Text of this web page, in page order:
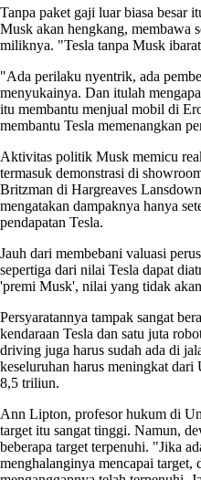
Tanpa paket gaji luar biasa besar
Musk akan hengkang, membawa
miliknya. "Tesla tanpa Musk
"Ada perilaku nyentrik, ada
menyukainya. Dan itulah
itu membantu menjual mobil di
membantu Tesla memenangkan
Aktivitas politik Musk memicu
termasuk demonstrasi di
Britzman di Hargreaves
mengatakan dampaknya hanya
pendapatan Tesla.
Jauh dari membebani valuasi
sepertiga dari nilai Tesla dapat
'premi Musk', nilai yang tidak
Persyaratannya tampak sangat
kendaraan Tesla dan satu juta
driving juga harus sudah ada di
keseluruhan harus meningkat
8,5 triliun.
Ann Lipton, profesor hukum di
target itu sangat tinggi. Namun,
beberapa target terpenuhi. "Jika
menghalanginya mencapai target,